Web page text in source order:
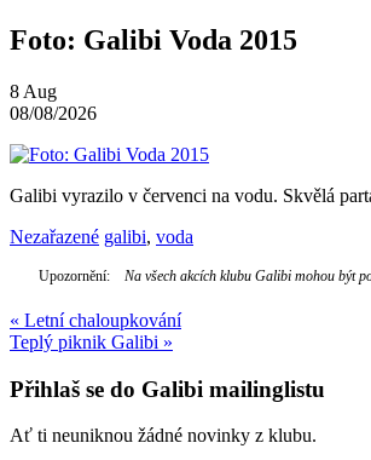
Foto: Galibi Voda 2015
8 Aug
08/08/2026
Galibi vyrazilo v červenci na vodu. Skvělá
Nezařazené galibi, voda
Upozornění: Na všech akcích klubu Galibi mohou být
Navigace
pro
příspěvek
« Letní chaloupkování
Teplý piknik Galibi »
Přihlaš se do Galibi mailinglistu
Ať ti neuniknou žádné novinky z klubu.